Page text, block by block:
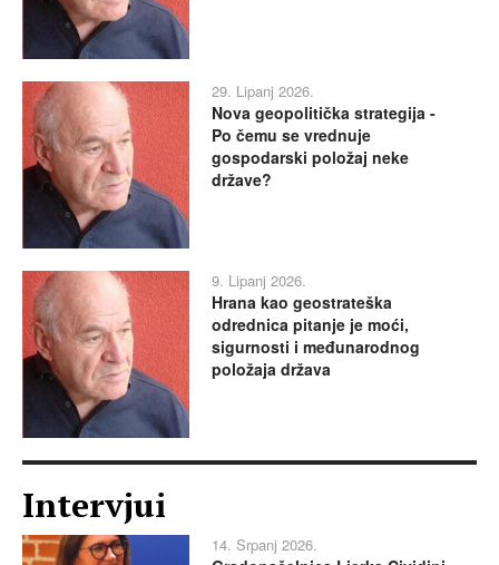
29. Lipanj 2026.
Nova geopolitička strategija -
Po čemu se vrednuje
gospodarski položaj neke
države?
9. Lipanj 2026.
Hrana kao geostrateška
odrednica pitanje je moći,
sigurnosti i međunarodnog
položaja država
Intervjui
14. Srpanj 2026.